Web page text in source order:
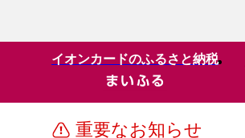
イオンカードのふるさと納税
重要なお知らせ